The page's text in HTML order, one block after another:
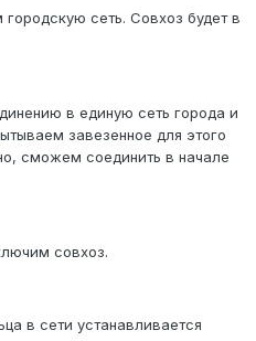
сеть. Совхоз будет в
в единую сеть города и
завезенное для этого
сможем соединить в начале
совхоз.
в сети устанавливается